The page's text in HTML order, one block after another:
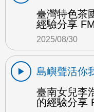
臺灣特色茶
經驗分享
2025/08/30
島嶼聲活你
臺南女兒李
的經驗分享